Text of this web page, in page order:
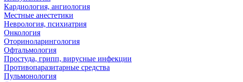
Кардиология, ангиология
Местные анестетики
Неврология, психиатрия
Онкология
Оториноларингология
Офтальмология
Простуда, грипп, вирусные инфекции
Противопаразитарные средства
Пульмонология